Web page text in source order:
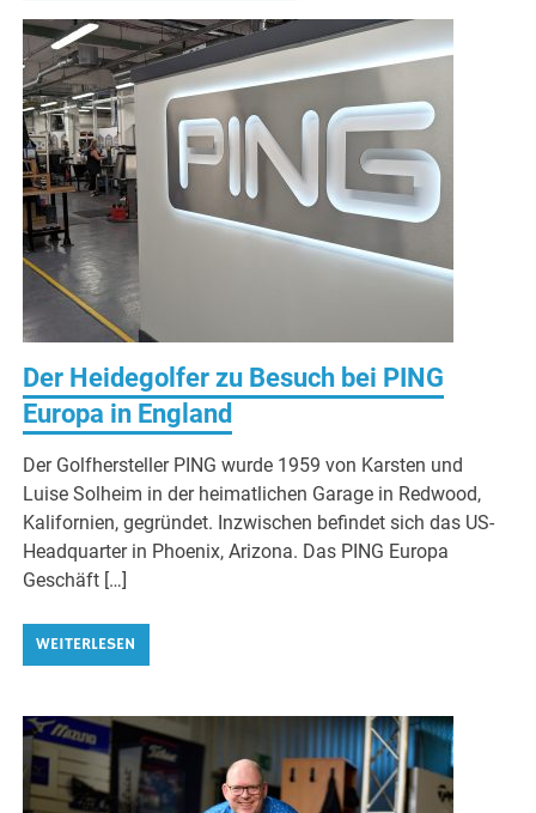
Der Heidegolfer zu Besuch bei PING
Europa in England
Der Golfhersteller PING wurde 1959 von Karsten und
Luise Solheim in der heimatlichen Garage in Redwood,
Kalifornien, gegründet. Inzwischen befindet sich das US-
Headquarter in Phoenix, Arizona. Das PING Europa
Geschäft […]
WEITERLESEN